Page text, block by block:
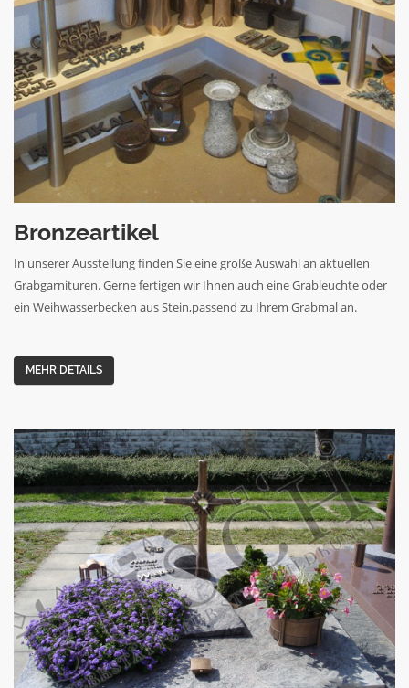
Bronzeartikel
In unserer Ausstellung finden Sie eine große Auswahl an aktuellen
Grabgarnituren. Gerne fertigen wir Ihnen auch eine Grableuchte oder
ein Weihwasserbecken aus Stein,passend zu Ihrem Grabmal an.
MEHR DETAILS